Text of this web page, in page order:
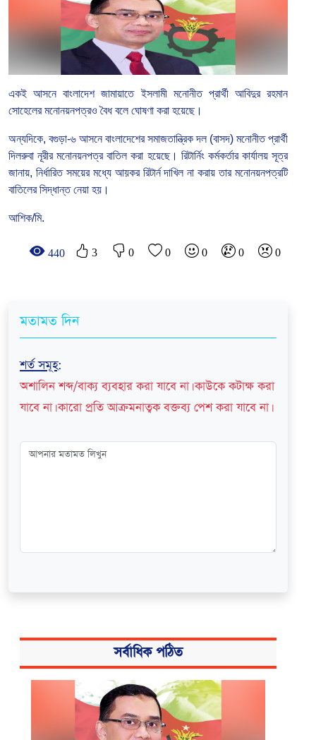
একই আসনে বাংলাদেশ জামায়াতে ইসলামী মনোনীত প্রার্থী আবিদুর রহমান
সোহেলের মনোনয়নপত্রও বৈধ বলে ঘোষণা করা হয়েছে।
অন্যদিকে, বগুড়া-৬ আসনে বাংলাদেশের সমাজতান্ত্রিক দল (বাসদ) মনোনীত প্রার্থী
দিলরুবা নূরীর মনোনয়নপত্র বাতিল করা হয়েছে। রিটার্নিং কর্মকর্তার কার্যালয় সূত্র
জানায়, নির্ধারিত সময়ের মধ্যে আয়কর রিটার্ন দাখিল না করায় তার মনোনয়নপত্রটি
বাতিলের সিদ্ধান্ত নেয়া হয়।
আশিক/মি.
440 3 0 0 0 0 0
মতামত দিন
শর্ত সমূহ:
অশালিন শব্দ/বাক্য ব্যবহার করা যাবে না। কাউকে কটাক্ষ করা
যাবে না। কারো প্রতি আক্রমনাত্বক বক্তব্য পেশ করা যাবে না।
সর্বাধিক পঠিত